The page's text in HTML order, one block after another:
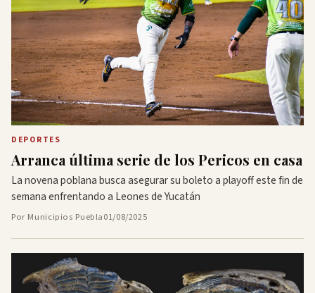
DEPORTES
Arranca última serie de los Pericos en casa
La novena poblana busca asegurar su boleto a playoff este fin de
semana enfrentando a Leones de Yucatán
Por Municipios Puebla01/08/2025